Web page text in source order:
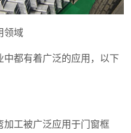
领域
都有着广泛的应用，以下
工被广泛应用于门窗框